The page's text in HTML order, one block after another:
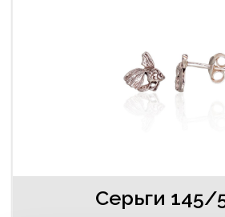
Серьги 145/